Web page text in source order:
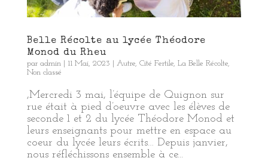
Belle Récolte au lycée Théodore
Monod du Rheu
par admin| 11 Mai, 2023 | Autre, Cité Fertile, La Belle Récolte,
Non classé
,Mercredi 3 mai, l’équipe de Quignon sur
rue était à pied d’oeuvre avec les élèves de
seconde 1 et 2 du lycée Théodore Monod et
leurs enseignants pour mettre en espace au
coeur du lycée leurs écrits… Depuis janvier,
nous réfléchissons ensemble à ce...